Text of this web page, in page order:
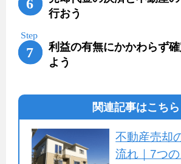
行おう
利益の有無にかかわらず
よう
関連記事はこちら
不動産売却
流れ｜7つ